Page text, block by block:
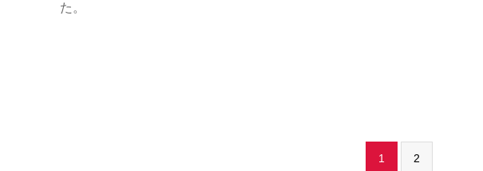
た。
1 2